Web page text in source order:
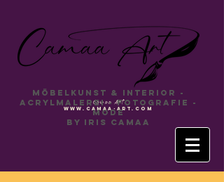
Camaa Art
www.camaa-art.com
Möbelkunst & INTERIOR -
Acrylmalerei - Fotografie -
Mode
by Iris Camaa